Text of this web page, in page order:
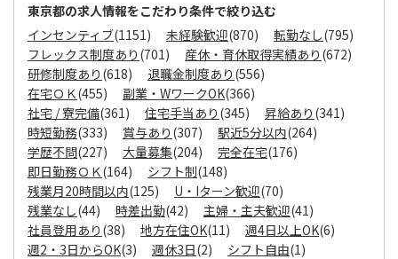
東京都の求人情報をこだわり条件で絞り込む
インセンティブ(1151) 未経験歓迎(870) 転勤なし(795)
フレックス制度あり (701) 産休・育休取得実績あり (672)
研修制度あり (618) 退職金制度あり (556)
在宅ＯＫ(455) 副業・WワークOK(366)
社宅 / 寮完備(361) 住宅手当あり (345) 昇給あり (341)
時短勤務(333) 賞与あり (307) 駅近5分以内(264)
学歴不問(227) 大量募集(204) 完全在宅(176)
即日勤務ＯＫ(164) シフト制(148)
残業月20時間以内(125) U・Iターン歓迎(70)
残業なし(44) 時差出勤(42) 主婦・主夫歓迎(41)
社員登用あり (38) 地方在住OK(11) 週4日以上OK(6)
週2・3日からOK(3) 週休3日(2) シフト自由(1)